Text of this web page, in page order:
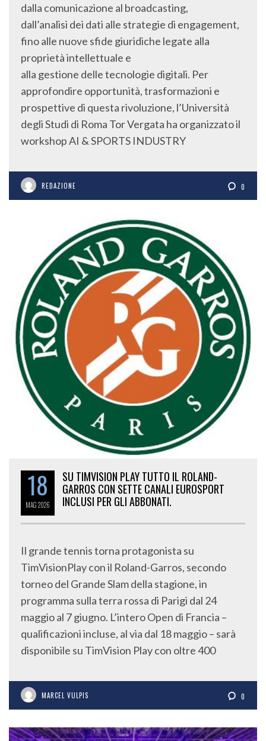
dalla comunicazione al broadcasting,
dall’analisi dei dati alle strategie di engagement,
fino alle nuove sfide giuridiche legate alla
proprietà intellettuale e
alla gestione delle tecnologie digitali. Per
approfondire opportunità, trasformazioni e
prospettive di questa rivoluzione, l’Università
degli Studi di Roma Tor Vergata ha organizzato il
workshop AI & SPORTS INDUSTRY
REDAZIONE 0
18
MAG2026
SU TIMVISION PLAY TUTTO IL ROLAND-
GARROS CON SETTE CANALI EUROSPORT
INCLUSI PER GLI ABBONATI.
Il grande tennis torna protagonista su
TimVisionPlay con il Roland-Garros, secondo
torneo del Grande Slam della stagione, in
programma sulla terra rossa di Parigi dal 24
maggio al 7 giugno. L’intero Open di Francia –
qualificazioni incluse, al via dal 18 maggio – sarà
disponibile su TimVision Play con oltre 400
MARCEL VULPIS 0